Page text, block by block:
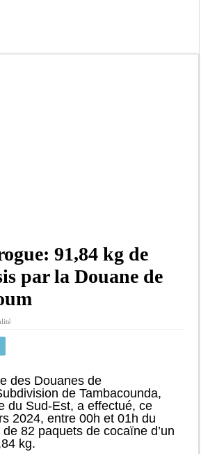
91,84 kg de
par la Douane de
des Douanes de
de Tambacounda,
du Sud-Est, a effectué, ce
2024, entre 00h et 01h du
82 paquets de cocaïne d’un
kg.